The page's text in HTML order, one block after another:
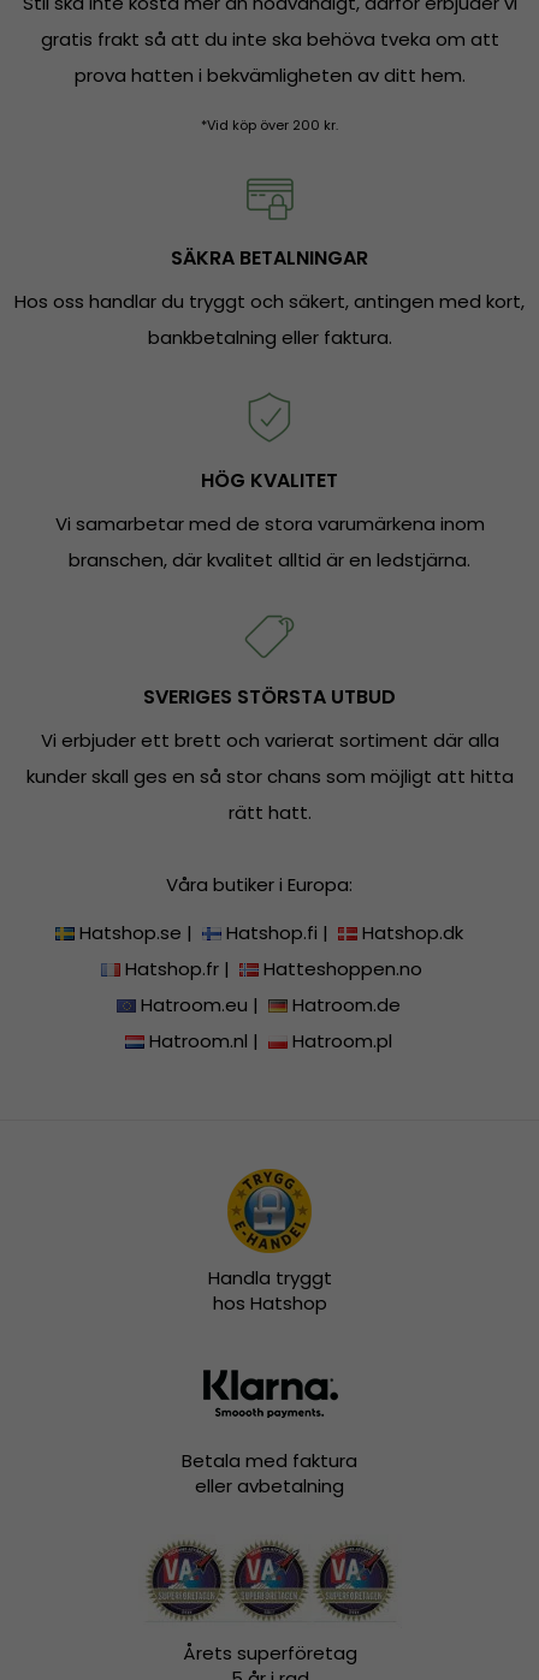
gratis frakt så att du inte ska behöva tveka om att
prova hatten i bekvämligheten av ditt hem.
*Vid köp över 200 kr.
SÄKRA BETALNINGAR
Hos oss handlar du tryggt och säkert, antingen med kort,
bankbetalning eller faktura.
HÖG KVALITET
Vi samarbetar med de stora varumärkena inom
branschen, där kvalitet alltid är en ledstjärna.
SVERIGES STÖRSTA UTBUD
Vi erbjuder ett brett och varierat sortiment där alla
kunder skall ges en så stor chans som möjligt att hitta
rätt hatt.
Våra butiker i Europa:
Hatshop.se | Hatshop.fi |
Hatshop.dk
Hatshop.fr|
Hatteshoppen.no
Hatroom.eu |
Hatroom.de
Hatroom.nl | Hatroom.pl
Handla tryggt
hos Hatshop
Betala med faktura
eller avbetalning
Årets superföretag